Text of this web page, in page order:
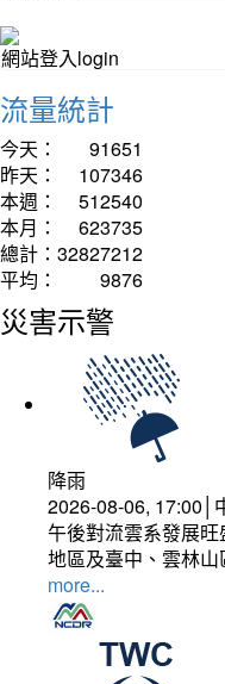
網站登入login
流量統計
今天：
91651
昨天：
107346
本週：
512540
本月：
623735
總計： 32827212
平均：
9876
災害示警
降雨
2026-08-06, 17:00│
午後對流雲系發展
地區及臺中、雲林
more...